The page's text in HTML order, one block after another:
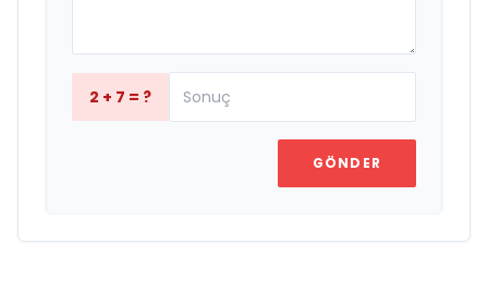
2 + 7 = ?
GÖNDER